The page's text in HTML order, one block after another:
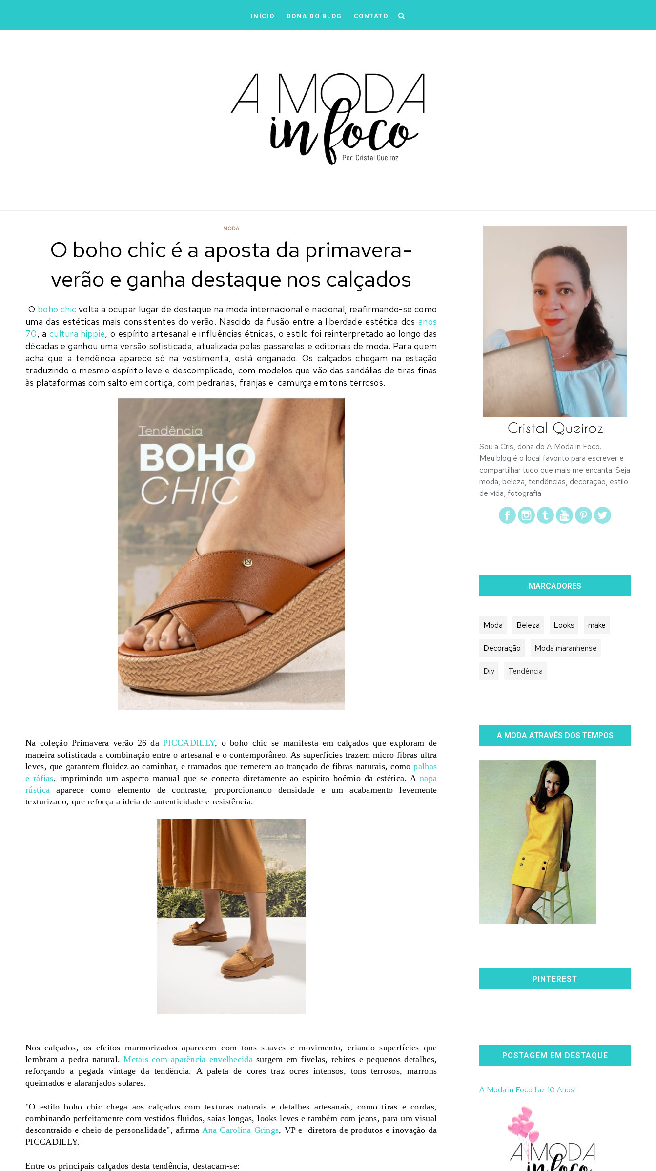
INÍCIO DONA DO BLOG CONTATO
MODA
O boho chic é a aposta da primavera-
verão e ganha destaque nos calçados
O boho chic volta a ocupar lugar de destaque na moda internacional e nacional, reafirmando-se como
uma das estéticas mais consistentes do verão. Nascido da fusão entre a liberdade estética dos anos
70, a cultura hippie, o espírito artesanal e influências étnicas, o estilo foi reinterpretado ao longo das
décadas e ganhou uma versão sofisticada, atualizada pelas passarelas e editoriais de moda. Para quem
acha que a tendência aparece só na vestimenta, está enganado. Os calçados chegam na estação
traduzindo o mesmo espírito leve e descomplicado, com modelos que vão das sandálias de tiras finas
às plataformas com salto em cortiça, com pedrarias, franjas e camurça em tons terrosos.
Na coleção Primavera verão 26 daPICCADILLY, o boho chic se manifesta em calçados que exploram de
maneira sofisticada a combinação entre o artesanal e o contemporâneo. As superfícies trazem micro fibras ultra
leves, que garantem fluidez ao caminhar, e tramados que remetem ao trançado de fibras naturais, comopalhas
e ráfias, imprimindo um aspecto manual que se conecta diretamente ao espírito boêmio da estética. A napa
rústica aparece como elemento de contraste, proporcionando densidade e um acabamento levemente
texturizado, que reforça a ideia de autenticidade e resistência.
Nos calçados, os efeitos marmorizados aparecem com tons suaves e movimento, criando superfícies que
lembram a pedra natural.Metais com aparência envelhecidasurgem em fivelas, rebites e pequenos detalhes,
reforçando a pegada vintage da tendência. A paleta de cores traz ocres intensos, tons terrosos, marrons
queimados e alaranjados solares.
"O estilo boho chic chega aos calçados com texturas naturais e detalhes artesanais, como tiras e cordas,
combinando perfeitamente com vestidos fluidos, saias longas, looks leves e também com jeans, para um visual
descontraído e cheio de personalidade", afirma Ana Carolina Grings, VP e diretora de produtos e inovação da
PICCADILLY.
Entre os principais calçados desta tendência, destacam-se:
Sou a Cris, dona do A Moda in Foco.
Meu blog é o local favorito para escrever e
compartilhar tudo que mais me encanta. Seja
moda, beleza, tendências, decoração, estilo
de vida, fotografia.
MARCADORES
Moda Beleza Looks make
Decoração Moda maranhense
Diy Tendência
A MODA ATRAVÉS DOS TEMPOS
PINTEREST
POSTAGEM EM DESTAQUE
A Moda in Foco faz 10 Anos!